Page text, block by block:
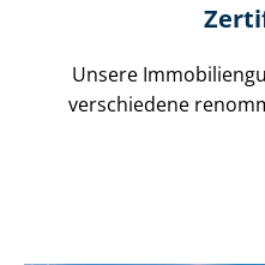
Unsere
verschiedene